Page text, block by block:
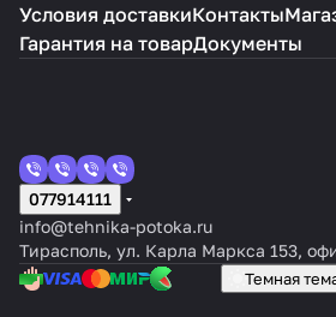
Условия доставкиКонтакты
Гарантия на товарДокументы
077914111
info@tehnika-potoka.ru
Тирасполь, ул. Карла Маркса 153,
Темная